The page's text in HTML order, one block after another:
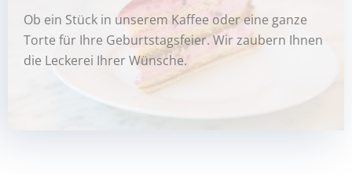
Ob ein Stück in unserem Kaffee oder eine ganze
Torte für Ihre Geburtstagsfeier. Wir zaubern Ihnen
die Leckerei Ihrer Wünsche.
legen, ist wechseln die Kuchen und Torten die wir
in unserem Kaffee anbieten regelmäßig.
UNSERE KUCHENKARTE